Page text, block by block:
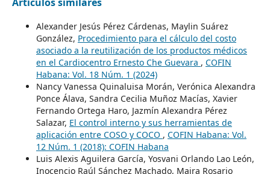
Alexander Jesús Pérez Cárdenas, Maylin Suárez
González, Procedimiento para el cálculo del costo
asociado a la reutilización de los productos médicos
en el Cardiocentro Ernesto Che Guevara , COFIN
Habana: Vol. 18 Núm. 1 (2024)
Nancy Vanessa Quinaluisa Morán, Verónica Alexandra
Ponce Álava, Sandra Cecilia Muñoz Macías, Xavier
Fernando Ortega Haro, Jazmín Alexandra Pérez
Salazar, El control interno y sus herramientas de
aplicación entre COSO y COCO , COFIN Habana: Vol.
12 Núm. 1 (2018): COFIN Habana
Luis Alexis Aguilera García, Yosvani Orlando Lao León,
Inocencio Raúl Sánchez Machado, Maira Rosario